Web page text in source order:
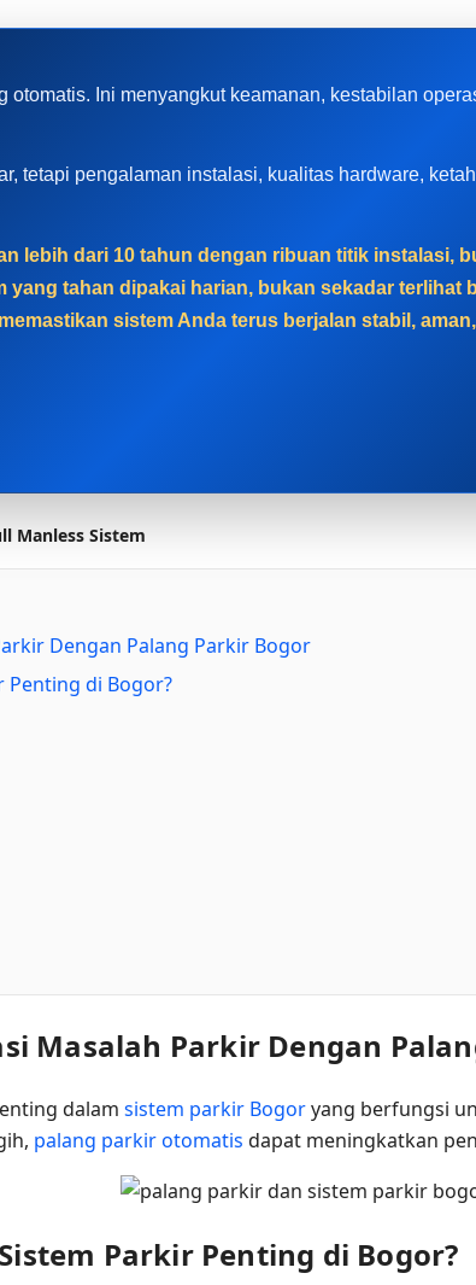
otomatis. Ini menyangkut keamanan, kestabilan
tetapi pengalaman instalasi, kualitas hardware,
lebih dari 10 tahun dengan ribuan titik instalasi,
tahan dipakai harian, bukan sekadar terlihat
sistem Anda terus berjalan stabil,
Manless Sistem
Dengan Palang Parkir Bogor
Penting di Bogor?
Masalah Parkir Dengan
dalam sistem parkir Bogoryang berfungsi
palang parkir otomatis dapat meningkatkan
Parkir Penting di Bogor?